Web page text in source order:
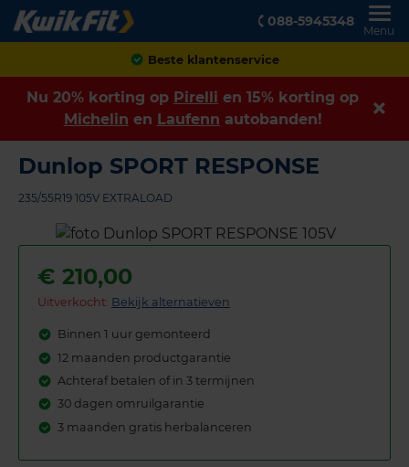
088-5945348
Menu
Achteraf betalen
Nu 20% korting op Pirelli en 15% korting op
Michelin en Laufenn autobanden!
Dunlop SPORT RESPONSE
235/55R19 105V EXTRALOAD
€ 210,00
Uitverkocht: Bekijk alternatieven
Binnen 1 uur gemonteerd
12 maanden productgarantie
Achteraf betalen of in 3 termijnen
30 dagen omruilgarantie
3 maanden gratis herbalanceren